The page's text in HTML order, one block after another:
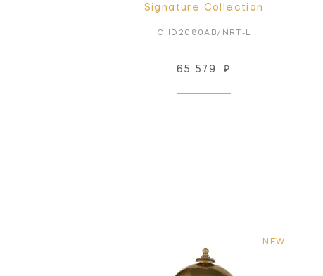
Signature Collection
CHD2080AB/NRT-L
65 579 ₽
NEW